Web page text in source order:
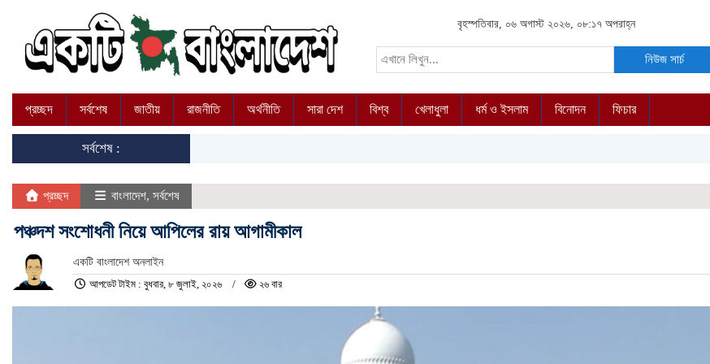
বৃহস্পতিবার, ০৬ অগাস্ট ২০২৬, ০৮:১৭ অপরাহ্ন
নিউজ সার্চ
প্রচ্ছদ সর্বশেষ জাতীয় রাজনীতি অর্থনীতি সারা দেশ বিশ্ব খেলাধুলা ধর্ম ও ইসলাম বিনোদন ফিচার
সর্বশেষ :
প্রচ্ছদ বাংলাদেশ, সর্বশেষ
পঞ্চদশ সংশোধনী নিয়ে আপিলের রায় আগামীকাল
একটি বাংলাদেশ অনলাইন
আপডেট টাইম : বুধবার, ৮ জুলাই, ২০২৬
২৬ বার